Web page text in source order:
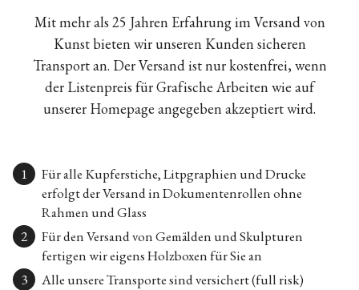
Mit mehr als 25 Jahren Erfahrung im Versand von
Kunst bieten wir unseren Kunden sicheren
Transport an. Der Versand ist nur kostenfrei, wenn
der Listenpreis für Grafische Arbeiten wie auf
unserer Homepage angegeben akzeptiert wird.
Für alle Kupferstiche, Litpgraphien und Drucke
erfolgt der Versand in Dokumentenrollen ohne
Rahmen und Glass
Für den Versand von Gemälden und Skulpturen
fertigen wir eigens Holzboxen für Sie an
Alle unsere Transporte sind versichert (full risk)